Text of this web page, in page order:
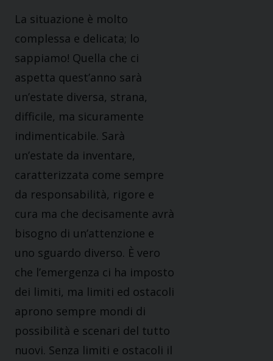
La situazione è molto
complessa e delicata; lo
sappiamo! Quella che ci
aspetta quest’anno sarà
un’estate diversa, strana,
difficile, ma sicuramente
indimenticabile. Sarà
un’estate da inventare,
caratterizzata come sempre
da responsabilità, rigore e
cura ma che decisamente avrà
bisogno di un’attenzione e
uno sguardo diverso. È vero
che l’emergenza ci ha imposto
dei limiti, ma limiti ed ostacoli
aprono sempre mondi di
possibilità e scenari del tutto
nuovi. Senza limiti e ostacoli il